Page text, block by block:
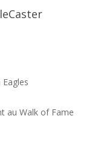
au Walk of Fame